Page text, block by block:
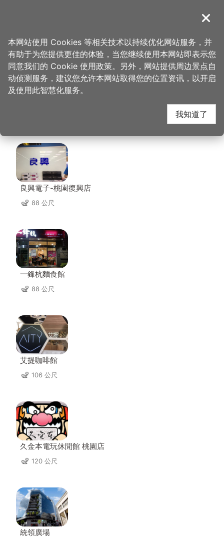
導覽
首页 > 想去的地方 > 住宿 > 丽华商务大饭店
丽华商务大饭店 周边店
家
良興電子-桃園復興店
88 公尺
一鋒杭麵食館
88 公尺
艾提咖啡館
106 公尺
久金本電玩休閒館 桃園店
120 公尺
統領廣場
关闭
本网站使用 Cookies 等相关技术以持续优化网站服务，并
有助于为您提供更佳的体验，当您继续使用本网站即表示您
同意我们的 Cookie 使用政策。另外，网站提供周边景点自
动侦测服务，建议您允许本网站取得您的位置资讯，以开启
及使用此智慧化服务。
我知道了